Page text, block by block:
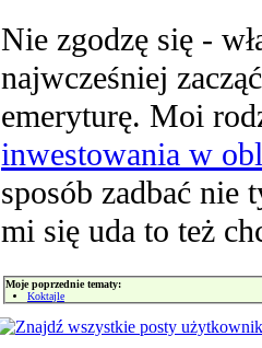
Nie zgodzę się -
najwcześniej
emeryturę. Moi
inwestowania w
sposób zadbać nie
mi się uda to też
Moje poprzednie tematy:
Koktajle